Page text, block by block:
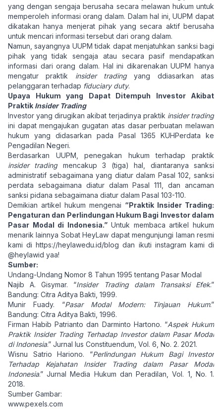
yang dengan sengaja berusaha secara melawan hukum untuk
memperoleh informasi orang dalam. Dalam hal ini, UUPM dapat
dikatakan hanya menjerat pihak yang secara aktif berusaha
untuk mencari informasi tersebut dari orang dalam.
Namun, sayangnya UUPM tidak dapat menjatuhkan sanksi bagi
pihak yang tidak sengaja atau secara pasif mendapatkan
informasi dari orang dalam. Hal ini dikarenakan UUPM hanya
mengatur praktik insider tradingyang ddiasarkan atas
pelanggaran terhadap fiduciary duty.
Upaya Hukum yang Dapat Ditempuh Investor Akibat
Praktik Insider Trading
Investor yang dirugikan akibat terjadinya praktik insider trading
ini dapat mengajukan gugatan atas dasar perbuatan melawan
hukum yang didasarkan pada Pasal 1365 KUHPerdata ke
Pengadilan Negeri.
Berdasarkan UUPM, penegakan hukum terhadap praktik
insider tradingmencakup 3 (tiga) hal, diantaranya sanksi
administratif sebagaimana yang diatur dalam Pasal 102, sanksi
perdata sebagaimana diatur dalam Pasal 111, dan ancaman
sanksi pidana sebagaimana diatur dalam Pasal 103-110.
Demikian artikel hukum mengenai “Praktik Insider Trading:
Pengaturan dan Perlindungan Hukum Bagi Investor dalam
Pasar Modal di Indonesia.” Untuk membaca artikel hukum
menarik lainnya Sobat HeyLaw dapat mengunjungi laman resmi
kami dihttps://heylawedu.id/blog dan ikuti instagram kami di
@heylawid yaa!
Sumber:
Undang-Undang Nomor 8 Tahun 1995 tentang Pasar Modal
Najib A. Gisymar. “Insider Trading dalam Transaksi Efek.”
Bandung: Citra Aditya Bakti, 1999.
Munir Fuady. “Pasar Modal Modern: Tinjauan Hukum.”
Bandung: Citra Aditya Bakti, 1996.
Firman Habib Patrianto dan Darminto Hartono. “Aspek Hukum
Praktik Insider Trading Terhadap Investor dalam Pasar Modal
di Indonesia.” Jurnal Ius Constituendum, Vol. 6, No. 2. 2021.
Wisnu Satrio Hariono. “Perlindungan Hukum Bagi Investor
Terhadap Kejahatan Insider Trading dalam Pasar Modal
Indonesia.” Jurnal Media Hukum dan Peradilan, Vol. 1, No. 1.
2018.
Sumber Gambar:
www.pexels.com